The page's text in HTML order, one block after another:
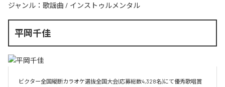
ジャンル： 歌謡曲 / インストゥルメンタル
平岡千佳
ビクター全国縦断カラオケ選抜全国大会(応募総数4,328名)にて優秀歌唱賞